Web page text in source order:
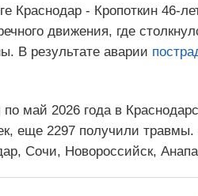
Краснодар - Кропоткин 46-
движения, где
В результате аварии
май 2026 года в
еще 2297 получили
Сочи, Новороссийск,